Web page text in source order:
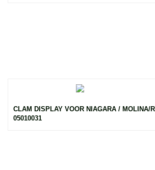
CLAM DISPLAY VOOR NIAGARA / MOLINA/
05010031